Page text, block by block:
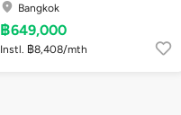
Bangkok
฿649,000
Instl. ฿8,408/mth